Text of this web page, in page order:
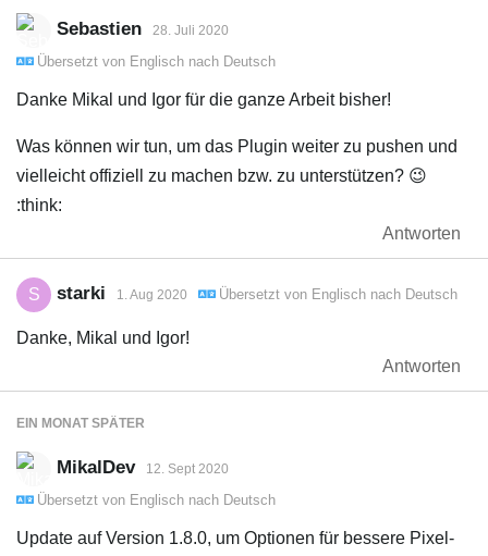
Sebastien 28. Juli 2020
Übersetzt von Englisch nach Deutsch
Danke Mikal und Igor für die ganze Arbeit bisher!
Was können wir tun, um das Plugin weiter zu pushen und
vielleicht offiziell zu machen bzw. zu unterstützen? 😉
:think:
Antworten
S starki 1. Aug 2020 Übersetzt von Englisch nach Deutsch
Danke, Mikal und Igor!
Antworten
EIN MONAT SPÄTER
MikalDev 12. Sept 2020
Übersetzt von Englisch nach Deutsch
Update auf Version 1.8.0, um Optionen für bessere Pixel-